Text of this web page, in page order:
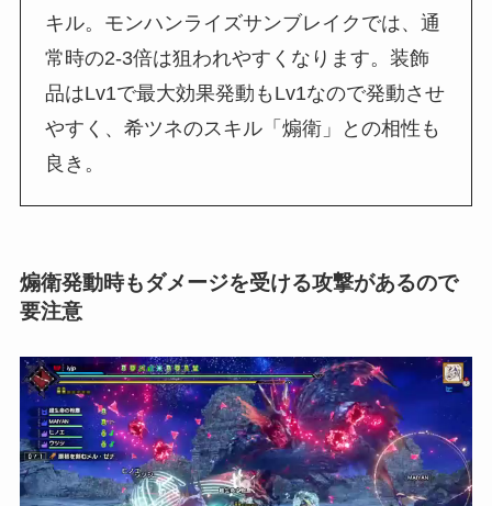
キル。モンハンライズサンブレイクでは、通
常時の2-3倍は狙われやすくなります。装飾
品はLv1で最大効果発動もLv1なので発動させ
やすく、希ツネのスキル「煽衛」との相性も
良き。
煽衛発動時もダメージを受ける攻撃があるので
要注意